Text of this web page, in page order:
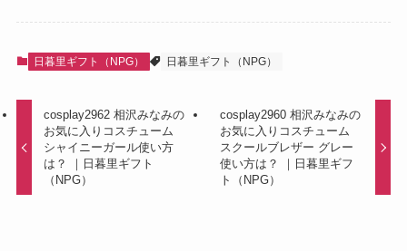
日暮里ギフト（NPG） 日暮里ギフト（NPG）
cosplay2962 相沢みなみの
お気に入りコスチューム
シャイニーガール使い方
は？ ｜日暮里ギフト
（NPG）
cosplay2960 相沢みなみの
お気に入りコスチューム
スクールブレザー グレー
使い方は？ ｜日暮里ギフ
ト（NPG）